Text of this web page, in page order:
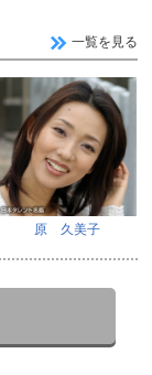
一覧を見る
原 久美子